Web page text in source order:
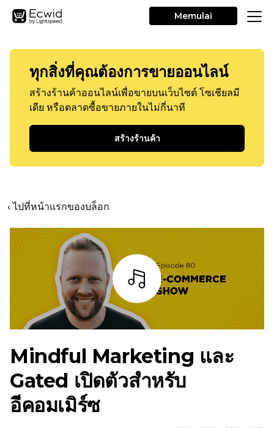
Memulai
ทุกสิ่งที่คุณต้องการขายออนไลน์
สร้างร้านค้าออนไลน์เพื่อขายบนเว็บไซต์ โซเชียลมี
เดีย หรือตลาดซื้อขายภายในไม่กี่นาที
สร้างร้านค้า
‹ ไปที่หน้าแรกของบล็อก
ฟัง
Mindful Marketing และ
Gated เปิดตัวสำหรับ
อีคอมเมิร์ซ